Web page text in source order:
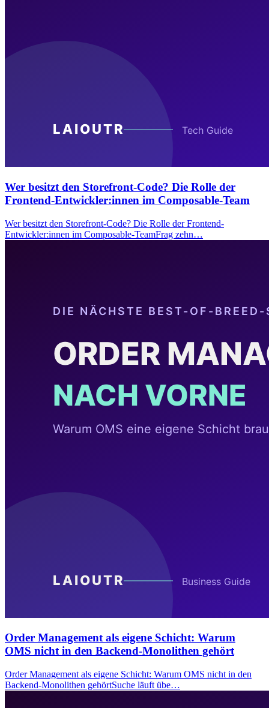
Wer besitzt den Storefront-Code? Die Rolle der
Frontend-Entwickler:innen im Composable-Team
Wer besitzt den Storefront-Code? Die Rolle der Frontend-
Entwickler:innen im Composable-TeamFrag zehn…
Order Management als eigene Schicht: Warum
OMS nicht in den Backend-Monolithen gehört
Order Management als eigene Schicht: Warum OMS nicht in den
Backend-Monolithen gehörtSuche läuft übe…